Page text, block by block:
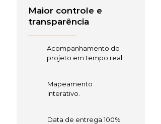
Maior controle e
transparência
Acompanhamento do
projeto em tempo real.
Mapeamento
interativo.
Data de entrega 100%